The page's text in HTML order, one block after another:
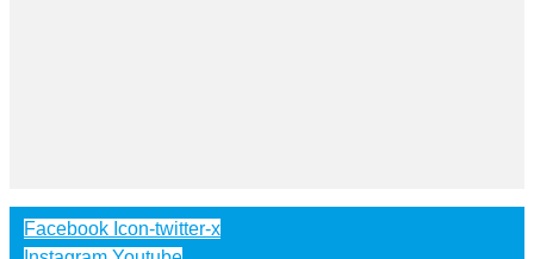
Facebook Icon-twitter-x